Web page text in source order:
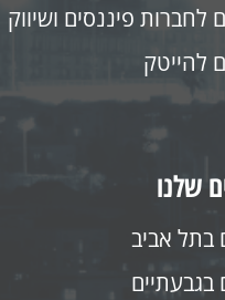
לחברות פיננסים ושיווק
להייטק
שלנו
בתל אביב
בגבעתיים